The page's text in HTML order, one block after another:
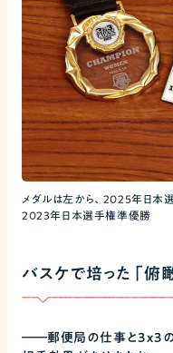
メダルは左から、2025年日本
2023年日本選手権準優勝
バスケで培った「俯
――郵便局の仕事と3x3